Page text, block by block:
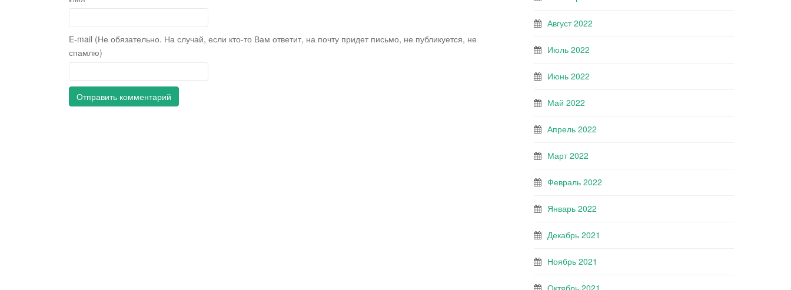
E-mail (Не обязательно. На случай, если кто-то Вам ответит, на почту придет письмо, не публикуется, не
спамлю)
Август 2022
Июль 2022
Июнь 2022
Май 2022
Апрель 2022
Март 2022
Февраль 2022
Январь 2022
Декабрь 2021
Ноябрь 2021
Октябрь 2021